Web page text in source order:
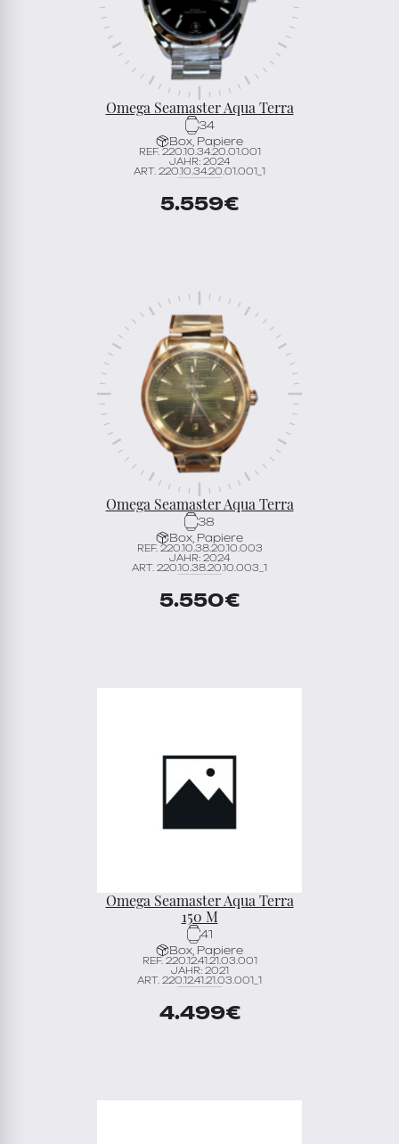
Omega Seamaster Aqua Terra
34
Box, Papiere
REF. 220.10.34.20.01.001
JAHR: 2024
ART. 220.10.34.20.01.001_1
5.559€
Omega Seamaster Aqua Terra
38
Box, Papiere
REF. 220.10.38.20.10.003
JAHR: 2024
ART. 220.10.38.20.10.003_1
5.550€
Omega Seamaster Aqua Terra
150 M
41
Box, Papiere
REF. 220.12.41.21.03.001
JAHR: 2021
ART. 220.12.41.21.03.001_1
4.499€